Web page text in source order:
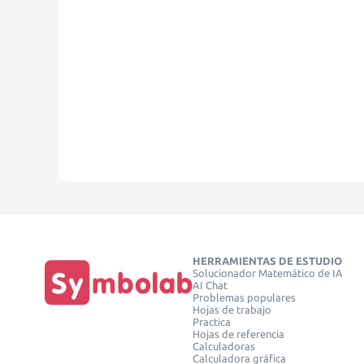
HERRAMIENTAS DE ESTUDIO
Solucionador Matemático de IA
AI Chat
Problemas populares
Hojas de trabajo
Practica
Hojas de referencia
Calculadoras
Calculadora gráfica